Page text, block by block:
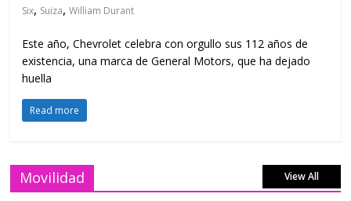
Six, Suiza,William Durant
Este año, Chevrolet celebra con orgullo sus 112 años de
existencia, una marca de General Motors, que ha dejado
huella
Read more
Movilidad View All